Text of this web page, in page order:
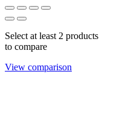
Select at least 2 products
to compare
View comparison